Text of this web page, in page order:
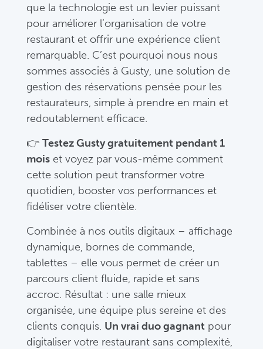
que la technologie est un levier puissant
pour améliorer l’organisation de votre
restaurant et offrir une expérience client
remarquable. C’est pourquoi nous nous
sommes associés à Gusty, une solution de
gestion des réservations pensée pour les
restaurateurs, simple à prendre en main et
redoutablement efficace.
👉 TestezGustygratuitement pendant 1
mois et voyez par vous-même comment
cette solution peut transformer votre
quotidien, booster vos performances et
fidéliser votre clientèle.
Combinée à nos outils digitaux – affichage
dynamique, bornes de commande,
tablettes – elle vous permet de créer un
parcours client fluide, rapide et sans
accroc. Résultat : une salle mieux
organisée, une équipe plus sereine et des
clients conquis. Un vrai duogagnant pour
digitaliser votre restaurant sans complexité,